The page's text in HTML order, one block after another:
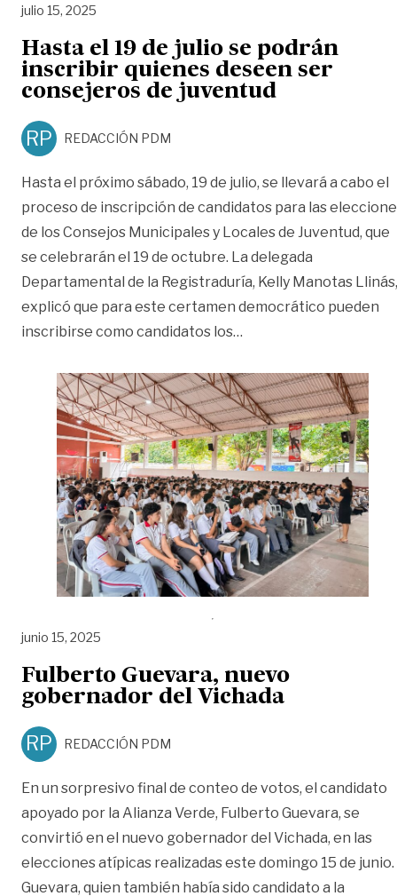
julio 15, 2025
Hasta el 19 de julio se podrán
inscribir quienes deseen ser
consejeros de juventud
RP REDACCIÓN PDM
Hasta el próximo sábado, 19 de julio, se llevará a cabo el
proceso de inscripción de candidatos para las
de los Consejos Municipales y Locales de Juventud, que
se celebrarán el 19 de octubre. La delegada
Departamental de la Registraduría, Kelly Manotas Llinás,
explicó que para este certamen democrático pueden
inscribirse como candidatos los…
junio 15, 2025
Fulberto Guevara, nuevo
gobernador del Vichada
RP REDACCIÓN PDM
En un sorpresivo final de conteo de votos, el candidato
apoyado por la Alianza Verde, Fulberto Guevara, se
convirtió en el nuevo gobernador del Vichada, en las
elecciones atípicas realizadas este domingo 15 de junio.
Guevara, quien también había sido candidato a la